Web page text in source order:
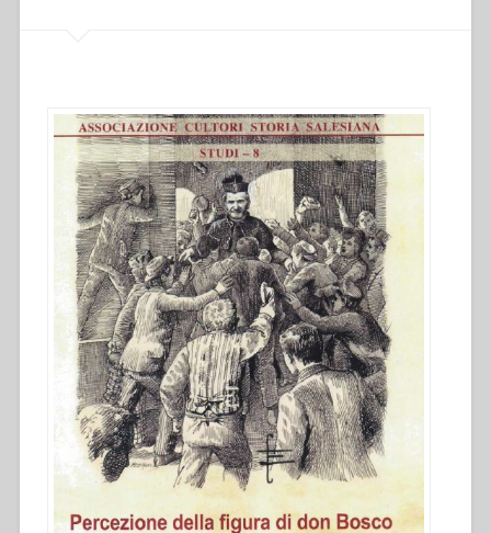
y
1934”
in
“Percezione
della
figura
di
don
Bosco
all’esterno
dell’Opera
Salesiana
dal
1879
al
1965””